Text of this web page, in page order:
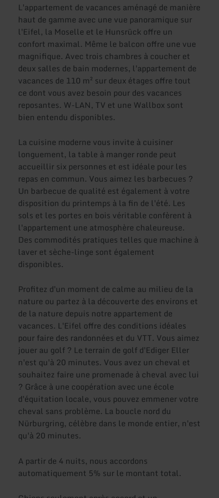
L'appartement de vacances aménagé de manière
haut de gamme avec une vue panoramique sur
l'Eifel, la Moselle et le Hunsrück offre un
confort maximal. Même le balcon offre une vue
magnifique. Avec trois chambres à coucher et
deux salles de bain modernes, l'appartement de
vacances de 110 m² sur deux étages offre tout
ce dont vous avez besoin pour des vacances
reposantes. W-LAN, TV et une Wallbox sont
bien entendu disponibles.
La cuisine moderne vous invite à cuisiner
longuement, la table à manger ronde peut
accueillir six personnes et est idéale pour les
repas en commun. Vous aimez les barbecues ?
Un barbecue de qualité est également à votre
disposition du printemps à la fin de l'été. Les
sols et les portes en bois véritable confèrent à
l'appartement une atmosphère chaleureuse.
Des commodités pratiques telles que machine à
laver et sèche-linge sont également
disponibles.
Profitez d'un moment de calme au milieu de la
nature ou partez à la découverte des environs et
de la nature depuis notre appartement de
vacances. L'Eifel offre des conditions idéales
pour faire des randonnées et du VTT. Vous aimez
jouer au golf ? Le terrain de golf d'Ediger Eller
n'est qu'à 20 minutes. Vous avez un cheval et
souhaitez faire une promenade à cheval avec lui
? Grâce à une coopération avec une école
d'équitation locale, vous pouvez emmener votre
cheval sans problème. La boucle nord du
Nürburgring, célèbre dans le monde entier, n'est
qu'à 20 minutes.
A partir de 4 nuits, nous accordons
automatiquement 5% sur le montant total.